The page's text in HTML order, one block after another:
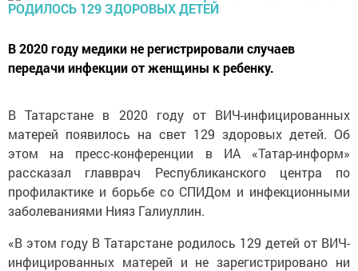
В 2020 году медики не регистрировали случаев
передачи инфекции от женщины к ребенку.
В Татарстане в 2020 году от ВИЧ-инфицированных
матерей появилось на свет 129 здоровых детей. Об
этом на пресс-конференции в ИА «Татар-информ»
рассказал главврач Республиканского центра по
профилактике и борьбе со СПИДом и инфекционными
заболеваниями Нияз Галиуллин.
«В этом году В Татарстане родилось 129 детей от ВИЧ-
инфицированных матерей и не зарегистрировано ни